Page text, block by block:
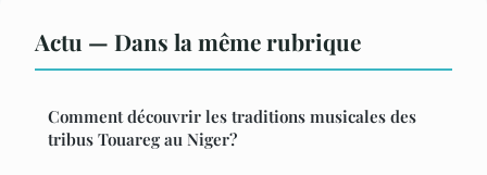
Actu — Dans la même rubrique
Comment découvrir les traditions musicales des
tribus Touareg au Niger?